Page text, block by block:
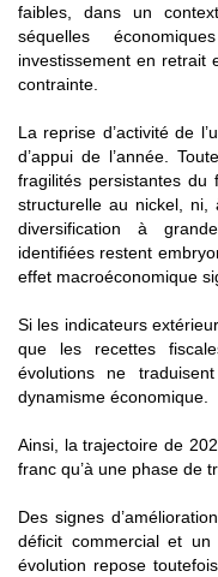
faibles, dans un
séquelles
investissement en retrait
contrainte.
La reprise d’activité de
d’appui de l’année.
fragilités persistantes du
structurelle au nickel, ni,
diversification à
identifiées restent
effet macroéconomique
Si les indicateurs
que les recettes
évolutions ne
dynamisme économique.
Ainsi, la trajectoire de
franc qu’à une phase de
Des signes
déficit commercial et
évolution repose